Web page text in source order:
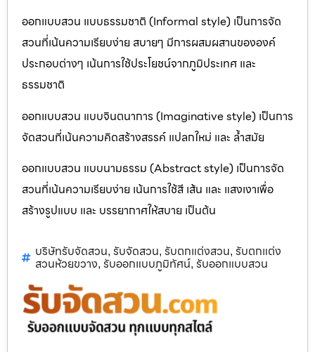
ออกแบบสวน แบบธรรมชาติ (Informal style) เป็นการจัด
สวนที่เน้นความเรียบง่าย สบายๆ มีการผสมผสานขององค์
ประกอบต่างๆ เน้นการใช้ประโยชน์จากภูมิประเทศ และ
ธรรมชาติ
ออกแบบสวน แบบจินตนาการ (Imaginative style) เป็นการ
จัดสวนที่เน้นความคิดสร้างสรรค์ แปลกใหม่ และ ล้ำสมัย
ออกแบบสวน แบบนามธรรม (Abstract style) เป็นการจัด
สวนที่เน้นความเรียบง่าย เน้นการใช้สี เส้น และ แสงเงาเพื่อ
สร้างรูปแบบ และ บรรยากาศให้สบาย เป็นต้น
บริษัทรับจัดสวน, รับจัดสวน, รับตกแต่งสวน, รับตกแต่ง
สวนห้วยขวาง, รับออกแบบภูมิทัศน์, รับออกแบบสวน